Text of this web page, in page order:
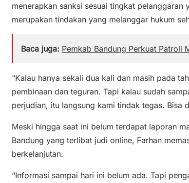
menerapkan sanksi sesuai tingkat
merupakan tindakan yang melanggar hukum
Baca juga: Pemkab Bandung Perkuat Patroli
“Kalau hanya sekali dua kali dan masih pada
pembinaan dan teguran. Tapi kalau sudah
perjudian, itu langsung kami tindak tegas. Bisa
Meski hingga saat ini belum terdapat laporan
Bandung yang terlibat judi online, Farhan
berkelanjutan.
“Informasi sampai hari ini belum ada. Tapi